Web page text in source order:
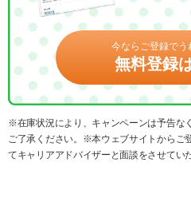
今ならご登録でう
無料登録
※在庫状況により、キャンペーンは予告な
ご了承ください。※本ウェブサイトからご
てキャリアアドバイザーと面談をさせてい